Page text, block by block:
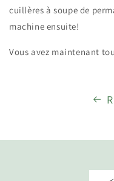
cuillères à soupe de
machine ensuite!
Vous avez maintenant